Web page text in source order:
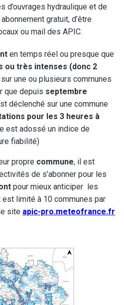
d’ouvrages hydraulique et de
gratuit, d’être
ou mail des APIC.
en temps réel ou presque que
ou très intenses (donc 2
sur une ou plusieurs communes
que depuis septembre
déclenché sur une commune
pour les 3 heures à
est adossé un indice de
fiabilité)
propre commune, il est
de s’abonner pour les
pour mieux anticiper les
est limité à 10 communes par
site apic-pro.meteofrance.fr